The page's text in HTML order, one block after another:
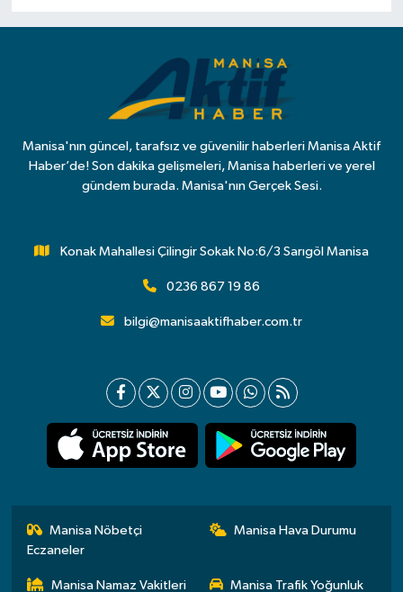
Manisa'nın güncel, tarafsız ve güvenilir haberleri Manisa Aktif
Haber’de! Son dakika gelişmeleri, Manisa haberleri ve yerel
gündem burada. Manisa'nın Gerçek Sesi.
Konak Mahallesi Çilingir Sokak No:6/3 Sarıgöl Manisa
0236 867 19 86
bilgi@manisaaktifhaber.com.tr
Manisa Nöbetçi
Eczaneler
Manisa Hava Durumu
Manisa Namaz Vakitleri Manisa Trafik Yoğunluk